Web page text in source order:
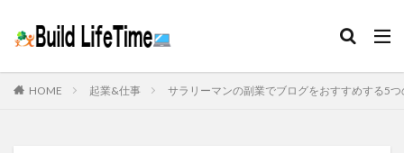
HOME 起業&仕事 サラリーマンの副業でブログをおすすめする5